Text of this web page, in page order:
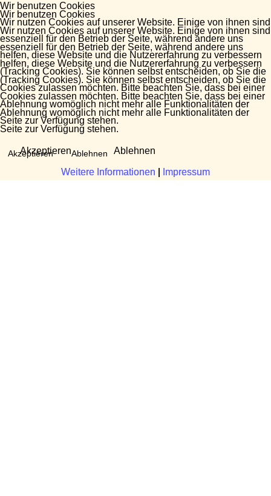
Wir benutzen Cookies
Wir nutzen Cookies auf unserer Website. Einige von ihnen sind
essenziell für den Betrieb der Seite, während andere uns
helfen, diese Website und die Nutzererfahrung zu verbessern
(Tracking Cookies). Sie können selbst entscheiden, ob Sie die
Cookies zulassen möchten. Bitte beachten Sie, dass bei einer
Ablehnung womöglich nicht mehr alle Funktionalitäten der
Seite zur Verfügung stehen.
Akzeptieren Ablehnen
Weitere Informationen Impressum
Wir benutzen Cookies
Wir nutzen Cookies auf unserer Website. Einige von ihnen sind
essenziell für den Betrieb der Seite, während andere uns
helfen, diese Website und die Nutzererfahrung zu verbessern
(Tracking Cookies). Sie können selbst entscheiden, ob Sie die
Cookies zulassen möchten. Bitte beachten Sie, dass bei einer
Ablehnung womöglich nicht mehr alle Funktionalitäten der
Seite zur Verfügung stehen.
Akzeptieren Ablehnen
Weitere Informationen Impressum